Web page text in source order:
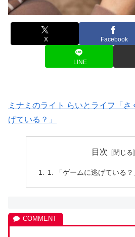
X Facebook
LINE
ミナミのライト らいとライフ「
げている？」
目次
「ゲームに逃げている